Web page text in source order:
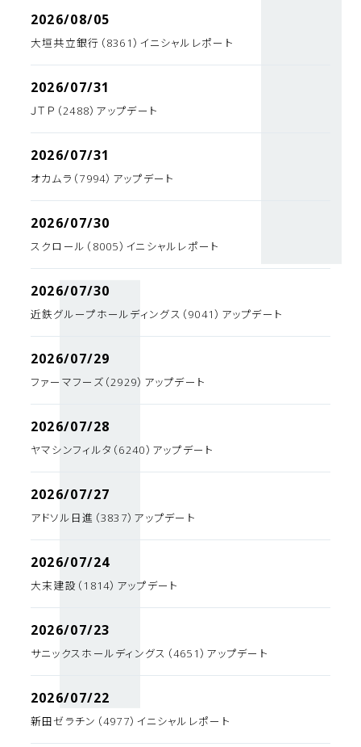
2026/08/05
大垣共立銀行（8361）イニシャルレポート
2026/07/31
ＪＴＰ（2488）アップデート
2026/07/31
オカムラ（7994）アップデート
2026/07/30
スクロール（8005）イニシャルレポート
2026/07/30
近鉄グループホールディングス（9041）アップデート
2026/07/29
ファーマフーズ（2929）アップデート
2026/07/28
ヤマシンフィルタ（6240）アップデート
2026/07/27
アドソル日進（3837）アップデート
2026/07/24
大末建設（1814）アップデート
2026/07/23
サニックスホールディングス（4651）アップデート
2026/07/22
新田ゼラチン（4977）イニシャルレポート